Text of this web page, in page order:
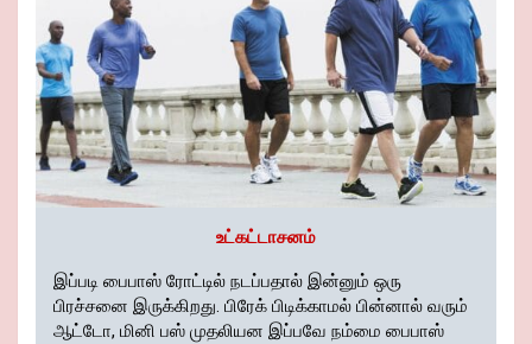
உட்கட்டாசனம்
இப்படி பைபாஸ் ரோட்டில் நடப்பதால் இன்னும் ஒரு
பிரச்சனை இருக்கிறது. பிரேக் பிடிக்காமல் பின்னால் வரும்
ஆட்டோ, மினி பஸ் முதலியன இப்பவே நம்மை பைபாஸ்